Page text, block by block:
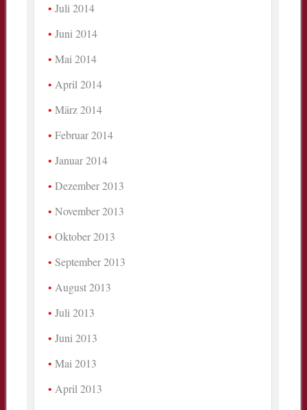
Juli 2014
Juni 2014
Mai 2014
April 2014
März 2014
Februar 2014
Januar 2014
Dezember 2013
November 2013
Oktober 2013
September 2013
August 2013
Juli 2013
Juni 2013
Mai 2013
April 2013